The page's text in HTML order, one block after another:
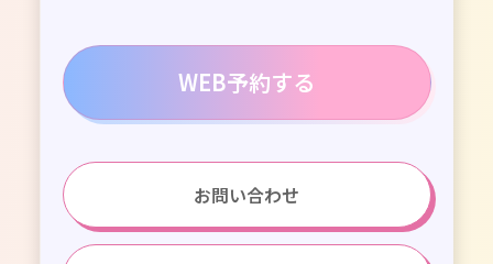
WEB予約する
お問い合わせ